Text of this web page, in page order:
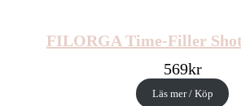
FILORGA Time-Filler
569kr
Läs mer / Köp